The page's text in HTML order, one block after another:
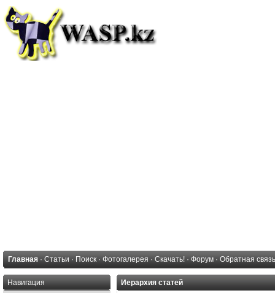
Главная · Статьи · Поиск · Фотогалерея · Скачать! · Форум · Обратная связь
Навигация Иерархия статей